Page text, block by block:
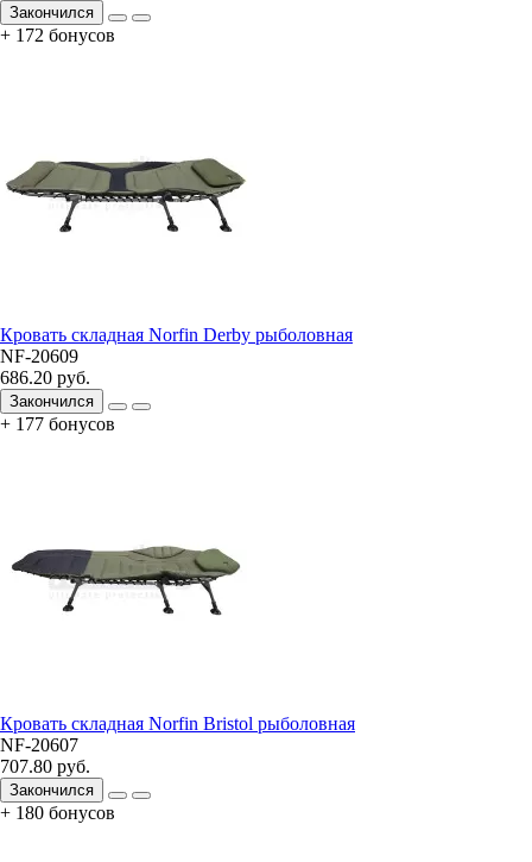
Закончился
+ 172 бонусов
Кровать складная Norfin Derby рыболовная
NF-20609
686.20 руб.
Закончился
+ 177 бонусов
Кровать складная Norfin Bristol рыболовная
NF-20607
707.80 руб.
Закончился
+ 180 бонусов